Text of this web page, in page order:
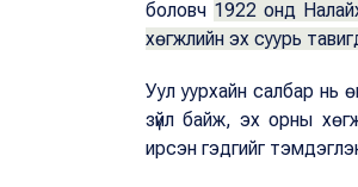
боловч 1922 онд
хөгжлийн эх суурь
Уул уурхайн салбар нь
зүйл байж, эх орны
ирсэн гэдгийг